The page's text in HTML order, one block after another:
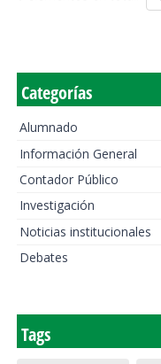
Categorías
Alumnado
Información General
Contador Público
Investigación
Noticias institucionales
Debates
Tags